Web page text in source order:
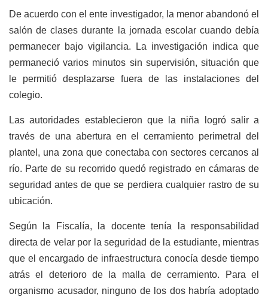
De acuerdo con el ente investigador, la menor abandonó el
salón de clases durante la jornada escolar cuando debía
permanecer bajo vigilancia. La investigación indica que
permaneció varios minutos sin supervisión, situación que
le permitió desplazarse fuera de las instalaciones del
colegio.
Las autoridades establecieron que la niña logró salir a
través de una abertura en el cerramiento perimetral del
plantel, una zona que conectaba con sectores cercanos al
río. Parte de su recorrido quedó registrado en cámaras de
seguridad antes de que se perdiera cualquier rastro de su
ubicación.
Según la Fiscalía, la docente tenía la responsabilidad
directa de velar por la seguridad de la estudiante, mientras
que el encargado de infraestructura conocía desde tiempo
atrás el deterioro de la malla de cerramiento. Para el
organismo acusador, ninguno de los dos habría adoptado